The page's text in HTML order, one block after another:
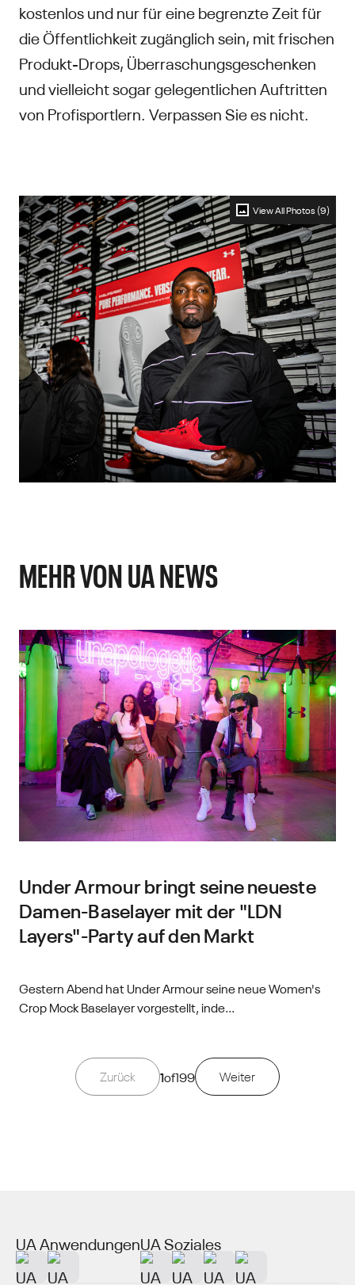
kostenlos und nur für eine begrenzte Zeit für
die Öffentlichkeit zugänglich sein, mit frischen
Produkt-Drops, Überraschungsgeschenken
und vielleicht sogar gelegentlichen Auftritten
von Profisportlern. Verpassen Sie es nicht.
View All Photos (9)
MEHR VON UA NEWS
Under Armour bringt seine neueste
Damen-Baselayer mit der "LDN
Layers"-Party auf den Markt
Gestern Abend hat Under Armour seine neue Women's
Crop Mock Baselayer vorgestellt, inde...
Zurück 1of199 Weiter
UA AnwendungenUA Soziales